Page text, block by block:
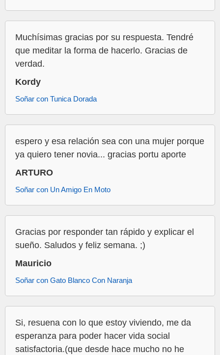
Muchísimas gracias por su respuesta. Tendré
que meditar la forma de hacerlo. Gracias de
verdad.
Kordy
Soñar con Tunica Dorada
espero y esa relación sea con una mujer porque
ya quiero tener novia... gracias portu aporte
ARTURO
Soñar con Un Amigo En Moto
Gracias por responder tan rápido y explicar el
sueño. Saludos y feliz semana. ;)
Mauricio
Soñar con Gato Blanco Con Naranja
Si, resuena con lo que estoy viviendo, me da
esperanza para poder hacer vida social
satisfactoria.(que desde hace mucho no he